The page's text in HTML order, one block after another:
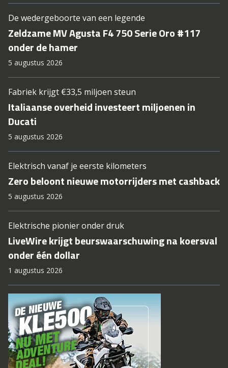
De wedergeboorte van een legende
Zeldzame MV Agusta F4 750 Serie Oro #117
onder de hamer
5 augustus 2026
Fabriek krijgt €33,5 miljoen steun
Italiaanse overheid investeert miljoenen in
Ducati
5 augustus 2026
Elektrisch vanaf je eerste kilometers
Zero beloont nieuwe motorrijders met cashback
5 augustus 2026
Elektrische pionier onder druk
LiveWire krijgt beurswaarschuwing na koersval
onder één dollar
1 augustus 2026